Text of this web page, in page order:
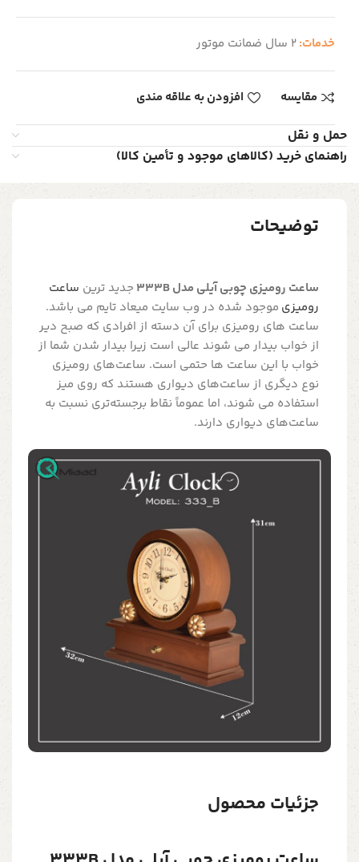
خدمات:2 سال ضمانت موتور
مقایسه افزودن به علاقه مندی
حمل و نقل
راهنمای خرید (کالاهای موجود و تأمین کالا)
توضیحات
ساعت رومیزی چوبی آیلی مدل 333B جدید ترین ساعت
رومیزی موجود شده در وب سایت میعاد تایم می باشد.
ساعت های رومیزی برای آن دسته از افرادی که صبح دیر
از خواب بیدار می شوند عالی است زیرا بیدار شدن شما از
خواب با این ساعت ها حتمی است. ساعت‌های رومیزی
نوع دیگری از ساعت‌های دیواری هستند که روی میز
استفاده می شوند، اما عموماً نقاط برجسته‌تری نسبت به
ساعت‌های دیواری دارند.
جزئیات محصول